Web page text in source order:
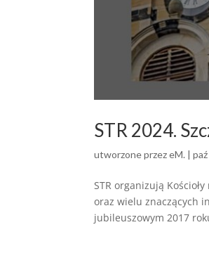
STR 2024.
utworzone przezeM. |
STR organizują
oraz wielu znaczących
jubileuszowym 2017